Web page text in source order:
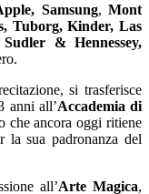
Samsung, Mont
Tuborg, Kinder, Las
& Hennessey,
si trasferisce
anni all’Accademia di
che ancora oggi ritiene
la sua padronanza del
all’Arte Magica,